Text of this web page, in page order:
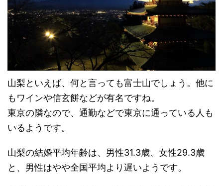
山梨といえば、何と言っても富士山でしょう。他に
もワインや信玄餅などが有名ですね。
東京の隣なので、通勤などで東京に通っている人も
いるようです。
山梨の結婚平均年齢は、男性31.3歳、女性29.3歳
と、男性はやや全国平均より遅いようです。